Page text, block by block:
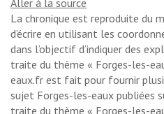
La chronique est reproduite du
d’écrire en utilisant les
dans l’objectif d’indiquer des
traite du thème « Forges-les-
eaux.fr est fait pour fournir
sujet Forges-les-eaux publiées
traite du thème « Forges-les-